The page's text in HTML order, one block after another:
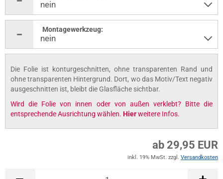
Montagewerkzeug:
Die Folie ist konturgeschnitten, ohne transparenten Rand und
ohne transparenten Hintergrund. Dort, wo das Motiv/Text negativ
ausgeschnitten ist, bleibt die Glasfläche sichtbar.
Wird die Folie von innen oder von außen verklebt? Bitte die
entsprechende Ausrichtung wählen. Hierweitere Infos.
ab 29,95 EUR
inkl. 19% MwSt. zzgl. Versandkosten